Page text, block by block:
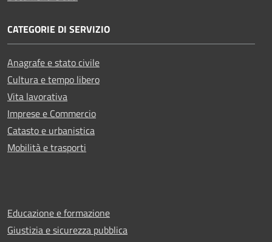
CATEGORIE DI SERVIZIO
Anagrafe e stato civile
Cultura e tempo libero
Vita lavorativa
Imprese e Commercio
Catasto e urbanistica
Mobilità e trasporti
Educazione e formazione
Giustizia e sicurezza pubblica